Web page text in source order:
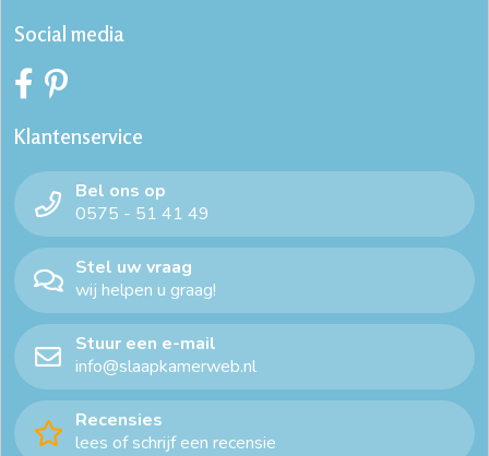
Social media
Klantenservice
Bel ons op
0575 - 51 41 49
Stel uw vraag
wij helpen u graag!
Stuur een e-mail
info@slaapkamerweb.nl
Recensies
lees of schrijf een recensie